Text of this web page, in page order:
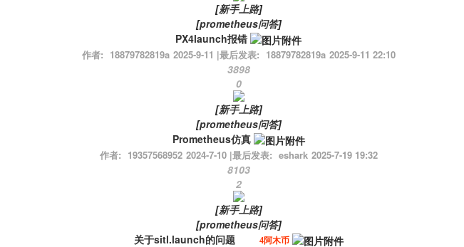
[新手上路]
[prometheus问答]
PX4launch报错
作者: 18879782819a 2025-9-11 |最后发表: 18879782819a 2025-9-11 22:10
3898
0
[新手上路]
[prometheus问答]
Prometheus仿真
作者: 19357568952 2024-7-10 |最后发表: eshark 2025-7-19 19:32
8103
2
[新手上路]
[prometheus问答]
关于sitl.launch的问题
4阿木币